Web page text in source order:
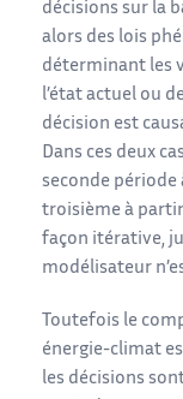
décisions sur la
alors des lois
déterminant les
l’état actuel ou
décision est
Dans ces deux
seconde période
troisième à partir
façon itérative,
modélisateur
Toutefois le
énergie-climat
les décisions